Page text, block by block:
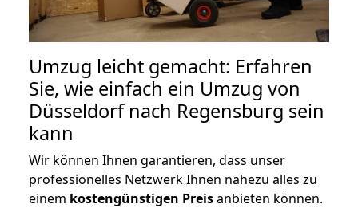
Umzug leicht gemacht: Erfahren
Sie, wie einfach ein Umzug von
Düsseldorf nach Regensburg sein
kann
Wir können Ihnen garantieren, dass unser
professionelles Netzwerk Ihnen nahezu alles zu
einem kostengünstigen Preisanbieten können.